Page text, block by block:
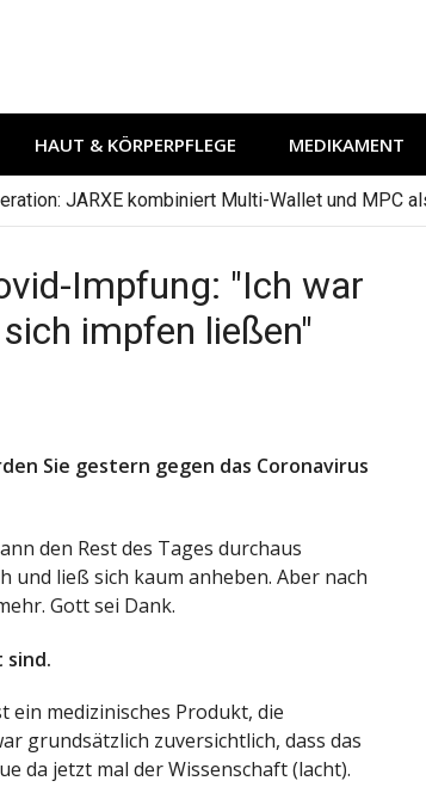
HAUT & KÖRPERPFLEGE MEDIKAMENT
JARXE kombiniert Multi-Wallet und MPC
Impfung: "Ich war
impfen ließen"
Sie gestern gegen das Coronavirus
den Rest des Tages durchaus
und ließ sich kaum anheben. Aber nach
Gott sei Dank.
sind.
ein medizinisches Produkt, die
grundsätzlich zuversichtlich, dass das
da jetzt mal der Wissenschaft (lacht).